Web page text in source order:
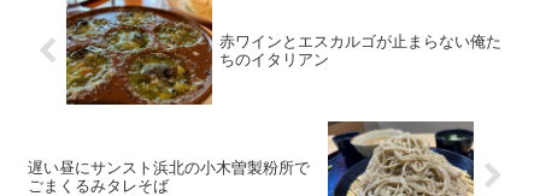
赤ワインとエスカルゴが止まらない俺た
ちのイタリアン
遅い昼にサンスト浜北の小木曽製粉所で
ごまくるみタレそば